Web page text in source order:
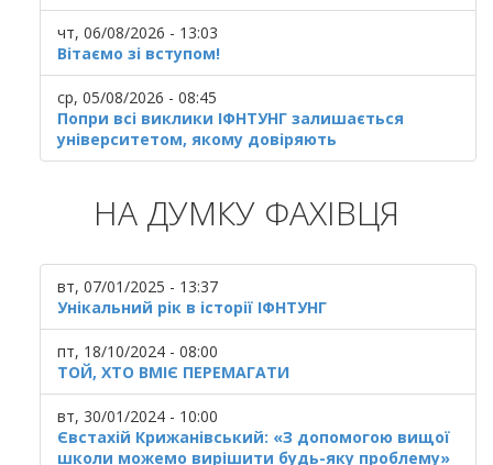
чт, 06/08/2026 - 13:03
Вітаємо зі вступом!
ср, 05/08/2026 - 08:45
Попри всі виклики ІФНТУНГ залишається
університетом, якому довіряють
НА ДУМКУ ФАХІВЦЯ
вт, 07/01/2025 - 13:37
Унікальний рік в історії ІФНТУНГ
пт, 18/10/2024 - 08:00
ТОЙ, ХТО ВМІЄ ПЕРЕМАГАТИ
вт, 30/01/2024 - 10:00
Євстахій Крижанівський: «З допомогою вищої
школи можемо вирішити будь-яку проблему»